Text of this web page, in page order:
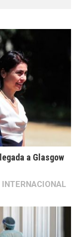
a Glasgow
INTERNACIONAL